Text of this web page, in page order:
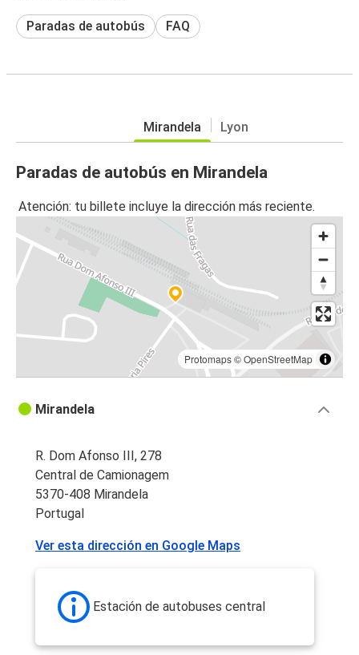
Paradas de autobús FAQ
Mirandela Lyon
Paradas de autobús en Mirandela
Atención: tu billete incluye la dirección más reciente.
Protomaps©OpenStreetMap
Mirandela
R. Dom Afonso III, 278
Central de Camionagem
5370-408 Mirandela
Portugal
Ver esta dirección en Google Maps
Estación de autobuses central